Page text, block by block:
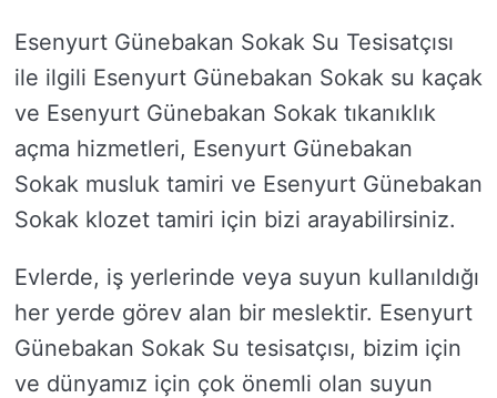
Esenyurt Günebakan Sokak Su Tesisatçısı
ile ilgili Esenyurt Günebakan Sokak su kaçak
ve Esenyurt Günebakan Sokak tıkanıklık
açma hizmetleri, Esenyurt Günebakan
Sokak musluk tamiri ve Esenyurt Günebakan
Sokak klozet tamiri için bizi arayabilirsiniz.
Evlerde, iş yerlerinde veya suyun kullanıldığı
her yerde görev alan bir meslektir. Esenyurt
Günebakan Sokak Su tesisatçısı, bizim için
ve dünyamız için çok önemli olan suyun